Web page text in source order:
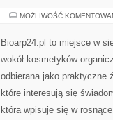
MOŻLIWOŚĆ
Bioarp24.pl to miejsce w
wokół kosmetyków
odbierana jako praktyczne
które interesują się
która wpisuje się w